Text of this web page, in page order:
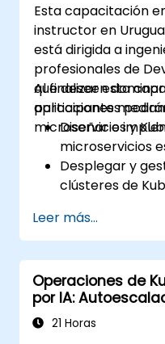
Esta capacitación
instructor en
está dirigida a
profesionales de
que deseen
aplicaciones
microservicios y
Al finalizar esta
participantes
Diseñar e
microservicios
Desplegar y
clústeres de
despliegue
Monitorear y
microservicios
Aplicar mejores
cumplimiento
Kubernetes.
Leer más...
Operaciones de
por IA:
Optimización de
21 Horas